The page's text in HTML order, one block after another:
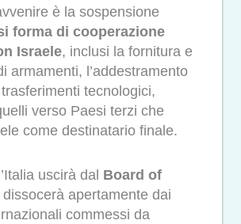
è la sospensione
forma di cooperazione
Israele, inclusi la fornitura e
armamenti, l’addestramento
tecnologici,
verso Paesi terzi che
come destinatario finale.
uscirà dal Board of
dissocerà apertamente dai
commessi da